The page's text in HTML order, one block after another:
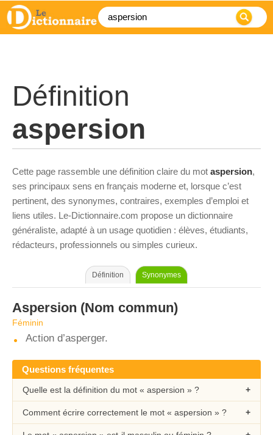
Définition
aspersion
Cette page rassemble une définition claire du mot aspersion,
ses principaux sens en français moderne et, lorsque c’est
pertinent, des synonymes, contraires, exemples d’emploi et
liens utiles. Le-Dictionnaire.com propose un dictionnaire
généraliste, adapté à un usage quotidien : élèves, étudiants,
rédacteurs, professionnels ou simples curieux.
Définition Synonymes
Aspersion (Nom commun)
Féminin
Action d’asperger.
Questions fréquentes
Quelle est la définition du mot « aspersion » ?
Comment écrire correctement le mot « aspersion » ?